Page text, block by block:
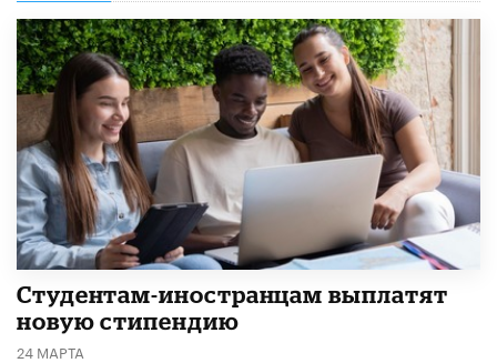
Студентам-иностранцам выплатят
новую стипендию
24 МАРТА